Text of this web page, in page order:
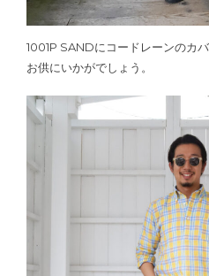
1001P SANDにコードレーンのカ
お供にいかがでしょう。